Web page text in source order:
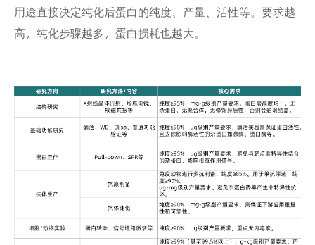
用途直接决定纯化后蛋白的纯度、产量、活性等。要求越
高，纯化步骤越多，蛋白损耗也越大。